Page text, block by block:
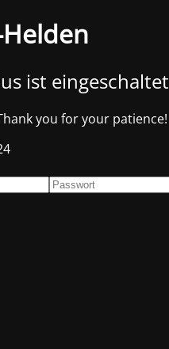
ist eingeschaltet
you for your patience!